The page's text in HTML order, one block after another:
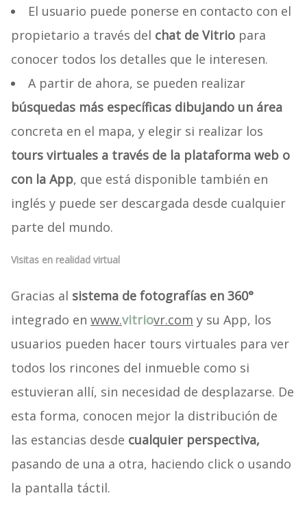
El usuario puede ponerse en contacto con el
propietario a través del chat de Vitriopara
conocer todos los detalles que le interesen.
A partir de ahora, se pueden realizar
búsquedas más específicas dibujando un área
concreta en el mapa, y elegir si realizar los
tours virtuales a través de la plataforma web o
con la App, que está disponible también en
inglés y puede ser descargada desde cualquier
parte del mundo.
Visitas en realidad virtual
Gracias al sistema de fotografías en 360°
integrado en www.vitriovr.com y su App, los
usuarios pueden hacer tours virtuales para ver
todos los rincones del inmueble como si
estuvieran allí, sin necesidad de desplazarse. De
esta forma, conocen mejor la distribución de
las estancias desde cualquier perspectiva,
pasando de una a otra, haciendo click o usando
la pantalla táctil.